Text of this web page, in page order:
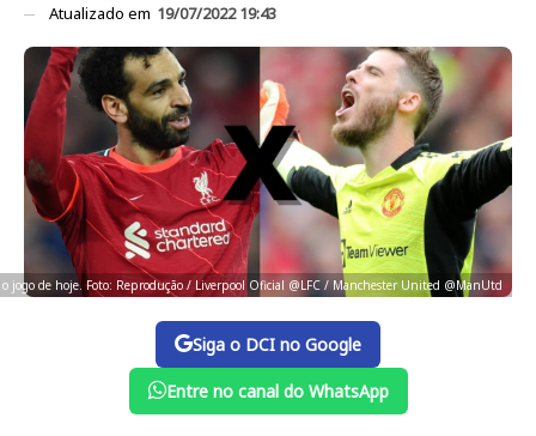
Atualizado em 19/07/2022 19:43
jogo de hoje. Foto: Reprodução / Liverpool Oficial @LFC / Manchester United @ManUtd
Siga o DCI no Google
Entre no canal do WhatsApp